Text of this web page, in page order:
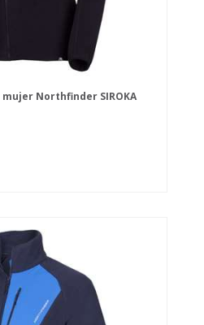
Northfinder SIROKA